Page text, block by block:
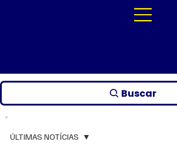
Buscar
ÚLTIMAS NOTÍCIAS